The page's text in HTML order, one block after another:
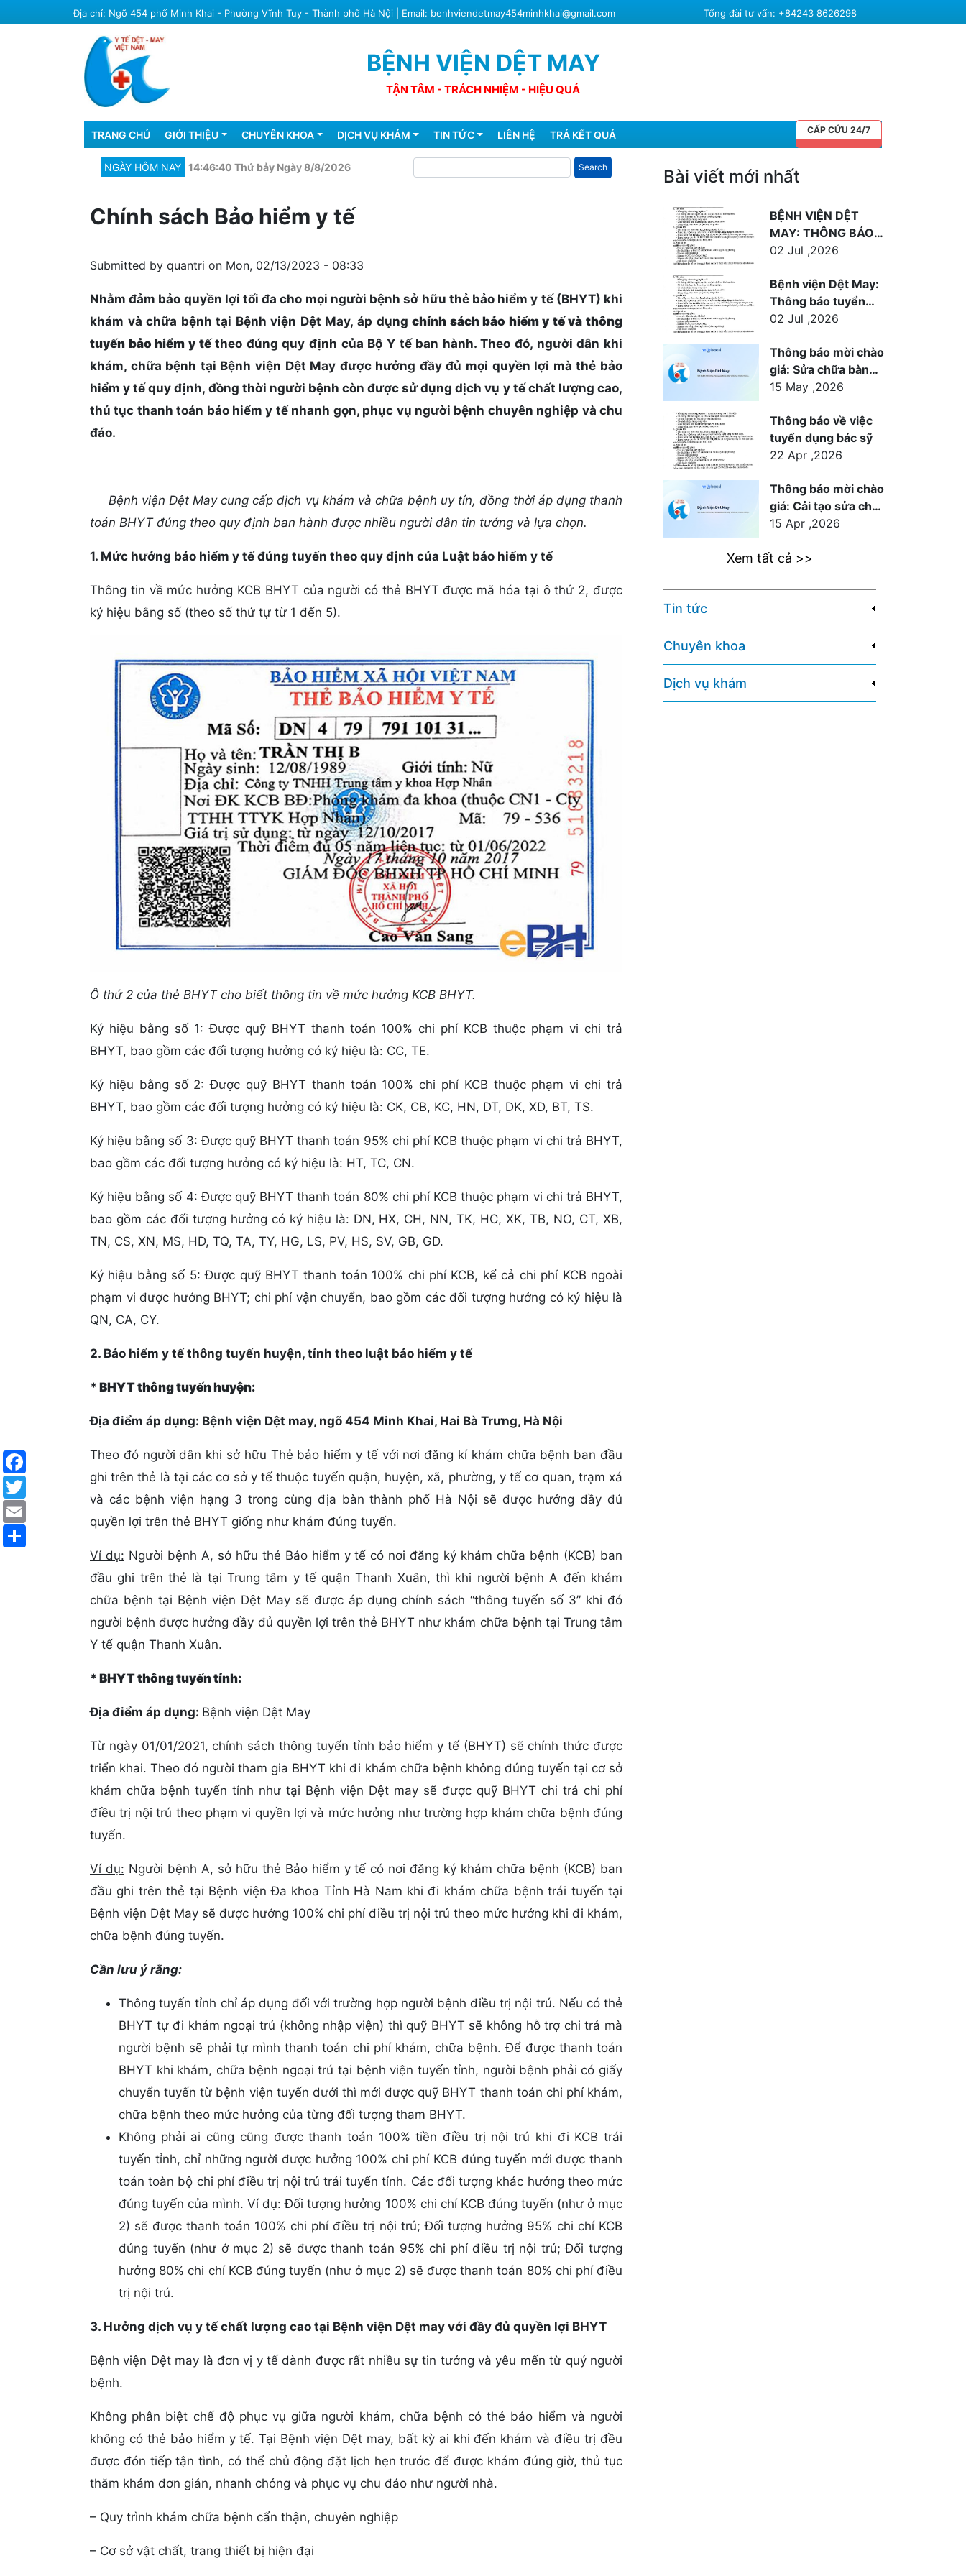
to
Địa chỉ: Ngõ 454 phố Minh Khai - Phường Vĩnh Tuy - Thành phố Hà Nội | Email: benhviendetmay454minhkhai@gmail.com Tổng đài tư vấn: +84243 8626298
BỆNH VIỆN DỆT MAY
TẬN TÂM - TRÁCH NHIỆM - HIỆU QUẢ
Main
navigation
TRANG CHỦ GIỚI THIỆU CHUYÊN KHOA DỊCH VỤ KHÁM TIN TỨC LIÊN HỆ TRẢ KẾT QUẢ CẤP CỨU 24/7
NGÀY HÔM NAY 14:46:41 Thứ bảy Ngày 8/8/2026
Chính sách Bảo hiểm y tế
Submitted by quantri on Mon, 02/13/2023 - 08:33
Nhằm đảm bảo quyền lợi tối đa cho mọi người bệnh sở hữu thẻ bảo hiểm y tế (BHYT) khi
khám và chữa bệnh tại Bệnh viện Dệt May, áp dụngchính sách bảo hiểm y tế và thông
tuyến bảo hiểm y tếtheo đúng quy định của Bộ Y tế ban hành. Theo đó, người dân khi
khám, chữa bệnh tại Bệnh viện Dệt May được hưởng đầy đủ mọi quyền lợi mà thẻ bảo
hiểm y tế quy định, đồng thời người bệnh còn được sử dụng dịch vụ y tế chất lượng cao,
thủ tục thanh toán bảo hiểm y tế nhanh gọn, phục vụ người bệnh chuyên nghiệp và chu
đáo.
Bệnh viện Dệt May cung cấp dịch vụ khám và chữa bệnh uy tín, đồng thời áp dụng thanh
toán BHYT đúng theo quy định ban hành được nhiều người dân tin tưởng và lựa chọn.
1. Mức hưởng bảo hiểm y tế đúng tuyến theo quy định của Luật bảo hiểm y tế
Thông tin về mức hưởng KCB BHYT của người có thẻ BHYT được mã hóa tại ô thứ 2, được
ký hiệu bằng số (theo số thứ tự từ 1 đến 5).
Ô thứ 2 của thẻ BHYT cho biết thông tin về mức hưởng KCB BHYT.
Ký hiệu bằng số 1: Được quỹ BHYT thanh toán 100% chi phí KCB thuộc phạm vi chi trả
BHYT, bao gồm các đối tượng hưởng có ký hiệu là: CC, TE.
Ký hiệu bằng số 2: Được quỹ BHYT thanh toán 100% chi phí KCB thuộc phạm vi chi trả
BHYT, bao gồm các đối tượng hưởng có ký hiệu là: CK, CB, KC, HN, DT, DK, XD, BT, TS.
Ký hiệu bằng số 3: Được quỹ BHYT thanh toán 95% chi phí KCB thuộc phạm vi chi trả BHYT,
bao gồm các đối tượng hưởng có ký hiệu là: HT, TC, CN.
Ký hiệu bằng số 4: Được quỹ BHYT thanh toán 80% chi phí KCB thuộc phạm vi chi trả BHYT,
bao gồm các đối tượng hưởng có ký hiệu là: DN, HX, CH, NN, TK, HC, XK, TB, NO, CT, XB,
TN, CS, XN, MS, HD, TQ, TA, TY, HG, LS, PV, HS, SV, GB, GD.
Ký hiệu bằng số 5: Được quỹ BHYT thanh toán 100% chi phí KCB, kể cả chi phí KCB ngoài
phạm vi được hưởng BHYT; chi phí vận chuyển, bao gồm các đối tượng hưởng có ký hiệu là
QN, CA, CY.
2. Bảo hiểm y tế thông tuyến huyện, tỉnh theo luật bảo hiểm y tế
* BHYT thông tuyến huyện:
Địa điểm áp dụng: Bệnh viện Dệt may, ngõ 454 Minh Khai, Hai Bà Trưng, Hà Nội
Theo đó người dân khi sở hữu Thẻ bảo hiểm y tế với nơi đăng kí khám chữa bệnh ban đầu
ghi trên thẻ là tại các cơ sở y tế thuộc tuyến quận, huyện, xã, phường, y tế cơ quan, trạm xá
và các bệnh viện hạng 3 trong cùng địa bàn thành phố Hà Nội sẽ được hưởng đầy đủ
quyền lợi trên thẻ BHYT giống như khám đúng tuyến.
Ví dụ: Người bệnh A, sở hữu thẻ Bảo hiểm y tế có nơi đăng ký khám chữa bệnh (KCB) ban
đầu ghi trên thẻ là tại Trung tâm y tế quận Thanh Xuân, thì khi người bệnh A đến khám
chữa bệnh tại Bệnh viện Dệt May sẽ được áp dụng chính sách “thông tuyến số 3” khi đó
người bệnh được hưởng đầy đủ quyền lợi trên thẻ BHYT như khám chữa bệnh tại Trung tâm
Y tế quận Thanh Xuân.
* BHYT thông tuyến tỉnh:
Địa điểm áp dụng: Bệnh viện Dệt May
Từ ngày 01/01/2021, chính sách thông tuyến tỉnh bảo hiểm y tế (BHYT) sẽ chính thức được
triển khai. Theo đó người tham gia BHYT khi đi khám chữa bệnh không đúng tuyến tại cơ sở
khám chữa bệnh tuyến tỉnh như tại Bệnh viện Dệt may sẽ được quỹ BHYT chi trả chi phí
điều trị nội trú theo phạm vi quyền lợi và mức hưởng như trường hợp khám chữa bệnh đúng
tuyến.
Ví dụ: Người bệnh A, sở hữu thẻ Bảo hiểm y tế có nơi đăng ký khám chữa bệnh (KCB) ban
đầu ghi trên thẻ tại Bệnh viện Đa khoa Tỉnh Hà Nam khi đi khám chữa bệnh trái tuyến tại
Bệnh viện Dệt May sẽ được hưởng 100% chi phí điều trị nội trú theo mức hưởng khi đi khám,
chữa bệnh đúng tuyến.
Cần lưu ý rằng:
Thông tuyến tỉnh chỉ áp dụng đối với trường hợp người bệnh điều trị nội trú. Nếu có thẻ
BHYT tự đi khám ngoại trú (không nhập viện) thì quỹ BHYT sẽ không hỗ trợ chi trả mà
người bệnh sẽ phải tự mình thanh toán chi phí khám, chữa bệnh. Để được thanh toán
BHYT khi khám, chữa bệnh ngoại trú tại bệnh viện tuyến tỉnh, người bệnh phải có giấy
chuyển tuyến từ bệnh viện tuyến dưới thì mới được quỹ BHYT thanh toán chi phí khám,
chữa bệnh theo mức hưởng của từng đối tượng tham BHYT.
Không phải ai cũng cũng được thanh toán 100% tiền điều trị nội trú khi đi KCB trái
tuyến tỉnh, chỉ những người được hưởng 100% chi phí KCB đúng tuyến mới được thanh
toán toàn bộ chi phí điều trị nội trú trái tuyến tỉnh. Các đối tượng khác hưởng theo mức
đúng tuyến của mình. Ví dụ: Đối tượng hưởng 100% chi chí KCB đúng tuyến (như ở mục
2) sẽ được thanh toán 100% chi phí điều trị nội trú; Đối tượng hưởng 95% chi chí KCB
đúng tuyến (như ở mục 2) sẽ được thanh toán 95% chi phí điều trị nội trú; Đối tượng
hưởng 80% chi chí KCB đúng tuyến (như ở mục 2) sẽ được thanh toán 80% chi phí điều
trị nội trú.
3. Hưởng dịch vụ y tế chất lượng cao tại Bệnh viện Dệt may với đầy đủ quyền lợi BHYT
Bệnh viện Dệt may là đơn vị y tế dành được rất nhiều sự tin tưởng và yêu mến từ quý người
bệnh.
Không phân biệt chế độ phục vụ giữa người khám, chữa bệnh có thẻ bảo hiểm và người
không có thẻ bảo hiểm y tế. Tại Bệnh viện Dệt may, bất kỳ ai khi đến khám và điều trị đều
được đón tiếp tận tình, có thể chủ động đặt lịch hẹn trước để được khám đúng giờ, thủ tục
thăm khám đơn giản, nhanh chóng và phục vụ chu đáo như người nhà.
– Quy trình khám chữa bệnh cẩn thận, chuyên nghiệp
– Cơ sở vật chất, trang thiết bị hiện đại
Facebook
Twitter
Bài viết mới nhất
BỆNH VIỆN DỆT
MAY: THÔNG BÁO
TUYỂN DỤNG BÁC
02 Jul ,2026
Bệnh viện Dệt May:
Thông báo tuyển
dụng bác sỹ
02 Jul ,2026
Thông báo mời chào
giá: Sửa chữa bàn
mổ điện thủy lực
Ngoại phục vụ công
tác khám chữa bệnh
tại Bệnh viện Dệt
15 May ,2026
Thông báo về việc
tuyển dụng bác sỹ
22 Apr ,2026
Thông báo mời chào
giá: Cải tạo sửa chữa
hội trường Trung
15 Apr ,2026
Xem tất cả >>
Tin tức
Chuyên khoa
Dịch vụ khám